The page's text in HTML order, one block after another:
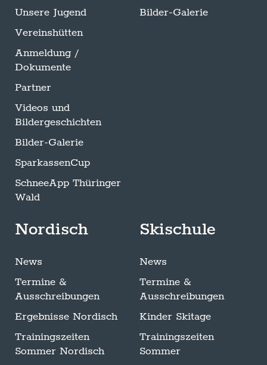
Unsere Jugend
Vereinshütten
Anmeldung /
Dokumente
Partner
Videos und
Bildergeschichten
Bilder-Galerie
SparkassenCup
SchneeApp Thüringer
Wald
Bilder-Galerie
Nordisch
News
Termine &
Ausschreibungen
Ergebnisse Nordisch
Trainingszeiten
Sommer Nordisch
Skischule
News
Termine &
Ausschreibungen
Kinder Skitage
Trainingszeiten
Sommer